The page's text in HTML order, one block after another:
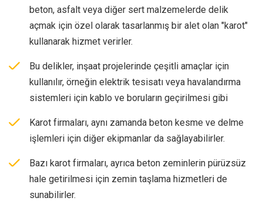
beton, asfalt veya diğer sert malzemelerde delik
açmak için özel olarak tasarlanmış bir alet olan "karot"
kullanarak hizmet verirler.
Bu delikler, inşaat projelerinde çeşitli amaçlar için
kullanılır, örneğin elektrik tesisatı veya havalandırma
sistemleri için kablo ve boruların geçirilmesi gibi
Karot firmaları, aynı zamanda beton kesme ve delme
işlemleri için diğer ekipmanlar da sağlayabilirler.
Bazı karot firmaları, ayrıca beton zeminlerin pürüzsüz
hale getirilmesi için zemin taşlama hizmetleri de
sunabilirler.